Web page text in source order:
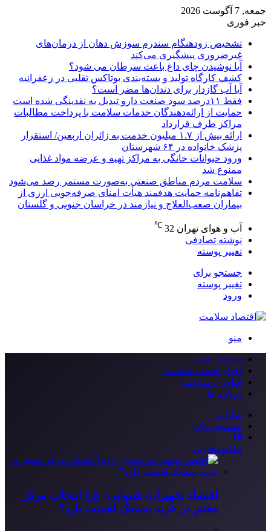
جمعه, 7 آگوست 2026
خبر فوری
تشخیص زودهنگام سندرم سوزش دهان از درمان‌های
غیرضروری پیشگیری می‌کند
آیا نوشیدن چای داغ باعث سرطان می شود؟
کشف کارگاه تولید و بسته‌بندی بوتاکس تقلبی در زعفرانیه
آیا آب گازدار برای دندان‌ها مضر است؟
فقط ۱۱‌درصد سود صنعت دارو تبدیل به نقدینگی شده است
حمایت از ارائه‌دهندگان خدمات سلامت با پرداخت مطالبات
مراکز طرف قرارداد
ارائه بیش از ۱.۷ میلیون خدمت به زائران اربعین/ استقرار
پزشک خانواده در ۶۴ شهرستان
ورود حیوانات خانگی به مراکز تهیه و عرضه مواد غذایی
ممنوع شد
سلامت مردم مناطق صنعتی به‌صورت مستمر رصد می‌شود
تفاهم‌نامه حمایت هدفمند هیأت امنای صرفه‌جویی ارزی از
بیماران صعب‌العلاج و نیازمند در خراسان جنوبی و گلستان
آب و هوای تهران 32
℃
نوشته تصادفی
تغییر پوسته
جستجو برای
تغییر پوسته
ورود
منو
صفحه نخست
اخبار اقتصاد سلامت
فناوری سلامت
درباره ما
سایدبار
جستجو برای
10
مقالهمحبوب
اقتصاد تجهیزات شنوایی؛ چرا انتخاب مرکز
معتبر در خرید سمعک اهمیت دارد؟